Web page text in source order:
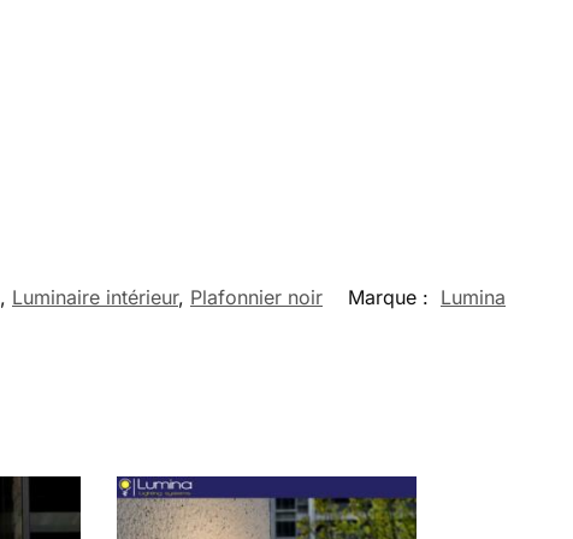
, Luminaire intérieur, Plafonnier noir Marque : Lumina